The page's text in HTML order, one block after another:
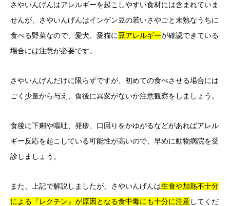
さやいんげんはアレルギーを起こしやすい食材には含まれていま
せんが、さやいんげんはインゲン豆の若いさやごと未熟なうちに
食べる野菜なので、愛犬、愛猫に豆アレルギーが確認できている
場合には注意が必要です。
さやいんげんだけに限らずですが、初めての食べさせる場合には
ごく少量から与え、食後に異変がないか注意観察をしましょう。
食後に下痢や嘔吐、発疹、口回りをかゆがるなどがあればアレル
ギー反応を起こしている可能性が高いので、早めに動物病院を受
診しましょう。
また、上記で解説しましたが、さやいんげんは生食や加熱不十分
による『レクチン』が原因となる食中毒にも十分に注意してくだ